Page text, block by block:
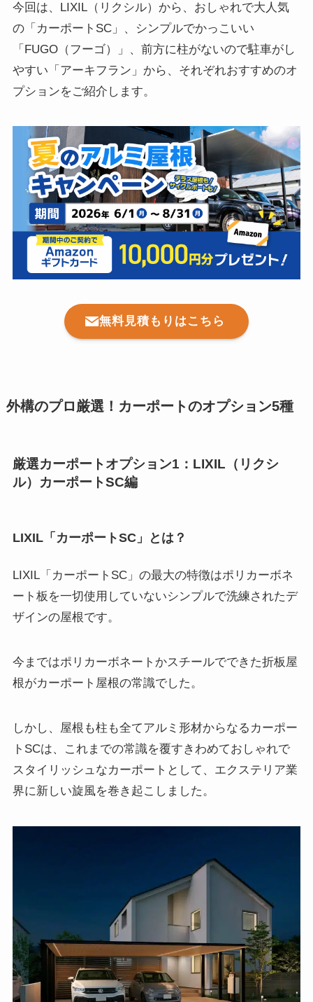
今回は、LIXIL（リクシル）から、おしゃれで大人気
の「カーポートSC」、シンプルでかっこいい
「FUGO（フーゴ）」、前方に柱がないので駐車がし
やすい「アーキフラン」から、それぞれおすすめのオ
プションをご紹介します。
無料見積もりはこちら
外構のプロ厳選！カーポートのオプション5種
厳選カーポートオプション1：LIXIL（リクシ
ル）カーポートSC編
LIXIL「カーポートSC」とは？
LIXIL「カーポートSC」の最大の特徴はポリカーボネ
ート板を一切使用していないシンプルで洗練されたデ
ザインの屋根です。
今まではポリカーボネートかスチールでできた折板屋
根がカーポート屋根の常識でした。
しかし、屋根も柱も全てアルミ形材からなるカーポー
トSCは、これまでの常識を覆すきわめておしゃれで
スタイリッシュなカーポートとして、エクステリア業
界に新しい旋風を巻き起こしました。